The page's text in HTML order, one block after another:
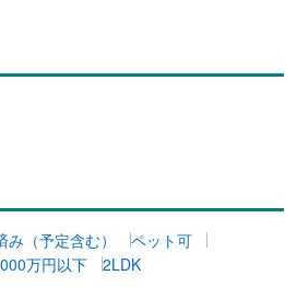
（予定含む）
ペット可
万円以下 2LDK